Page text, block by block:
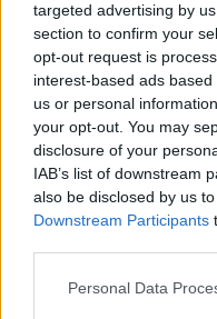
targeted advertising by
section to confirm your
opt-out request is
interest-based ads
us or personal
your opt-out. You may
disclosure of your
IAB’s list of downstream
also be disclosed by us
Downstream Participants
Personal Data
PMP (Tomac)
Forța Dreptei (L.
PNȚMM
REPER
SENS
SOS (Șoșoacă)
POT (Gavrilă)
Acțiunea